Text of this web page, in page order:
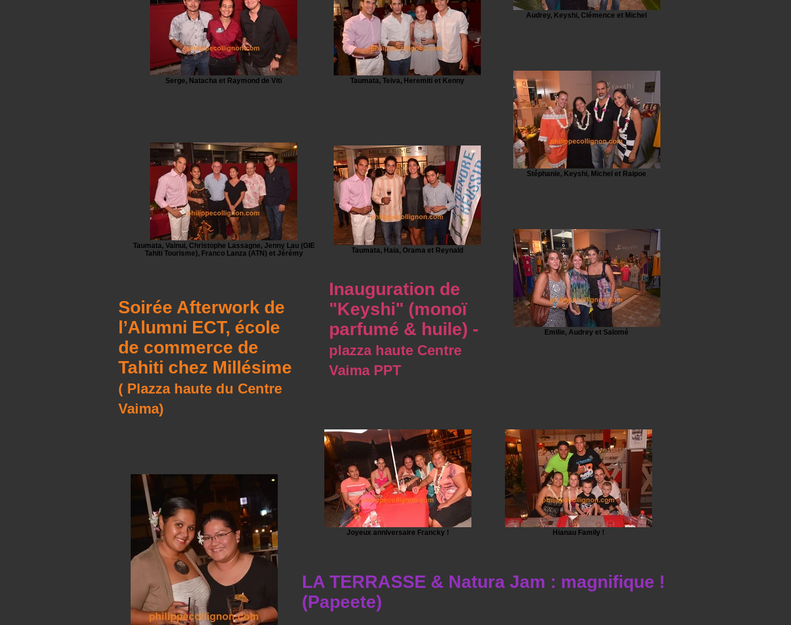
Serge, Natacha et Raymond de Viti Taumata, Teiva, Heremiti et Kenny
Taumata, Vainui, Christophe Lassagne, Jenny Lau (GIE
Tahiti Tourisme), Franco Lanza (ATN) et Jérémy
Taumata, Haia, Orama et Reynald
Audrey, Keyshi, Clémence et Michel
Stéphanie, Keyshi, Michel et Raipoe
Emilie, Audrey et Salomé
Joyeux anniversaire Francky ! Hianau Family !
Soirée Afterwork de
l’Alumni ECT, école
de commerce de
Tahiti chez Millésime
( Plazza haute du Centre
Vaima)
Inauguration de
"Keyshi" (monoï
parfumé & huile) -
plazza haute Centre
Vaima PPT
LA TERRASSE & Natura Jam : magnifique !
(Papeete)